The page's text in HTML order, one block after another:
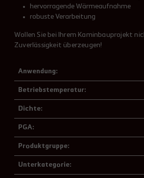
hervorragende Wärmeaufnahme
robuste Verarbeitung
Wollen Sie bei Ihrem Kaminbauprojekt
Zuverlässigkeit überzeugen!
Anwendung:
Betriebstemperatur:
Dichte:
PGA:
Produktgruppe:
Unterkategorie: